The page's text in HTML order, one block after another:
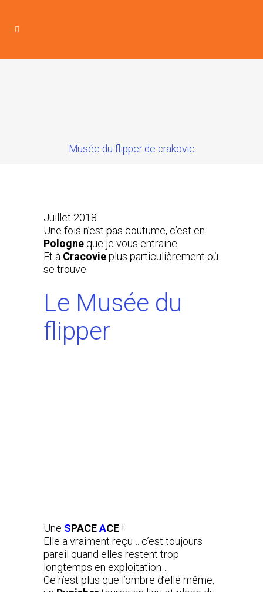
Musée du flipper de crakovie
Juillet 2018
Une fois n’est pas coutume, c’est en
Pologne que je vous entraine.
Et à Cracovieplus particulièrement où
se trouve:
Le Musée du
flipper
Une SPACEACE !
Elle a vraiment reçu… c’est toujours
pareil quand elles restent trop
longtemps en exploitation…
Ce n’est plus que l’ombre d’elle même,